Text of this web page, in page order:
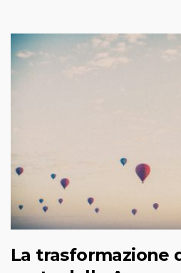
La trasformazione